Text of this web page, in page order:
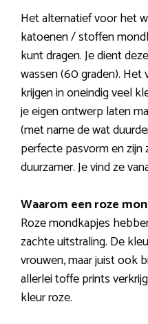
Het alternatief voor het
katoenen / stoffen
kunt dragen. Je dient
wassen (60 graden).
krijgen in oneindig veel
je eigen ontwerp laten
(met name de wat
perfecte pasvorm en
duurzamer. Je vind ze
Waarom een roze
Roze mondkapjes
zachte uitstraling. De
vrouwen, maar juist ook
allerlei toffe prints
kleur roze.